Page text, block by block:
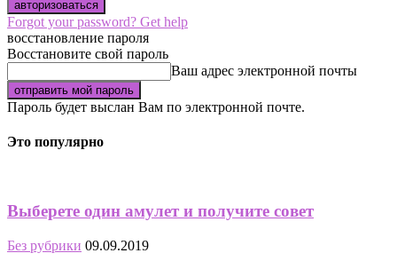
Forgot your password? Get help
восстановление пароля
Восстановите свой пароль
Ваш адрес электронной почты
Пароль будет выслан Вам по электронной почте.
Это популярно
Выберете один амулет и получите совет
Без рубрики 09.09.2019